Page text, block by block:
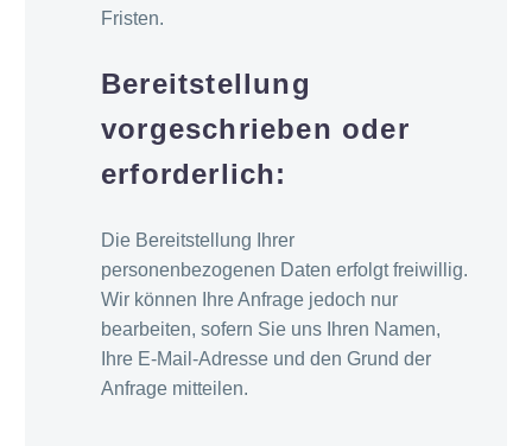
Fristen.
Bereitstellung
vorgeschrieben oder
erforderlich:
Die Bereitstellung Ihrer
personenbezogenen Daten erfolgt freiwillig.
Wir können Ihre Anfrage jedoch nur
bearbeiten, sofern Sie uns Ihren Namen,
Ihre E-Mail-Adresse und den Grund der
Anfrage mitteilen.